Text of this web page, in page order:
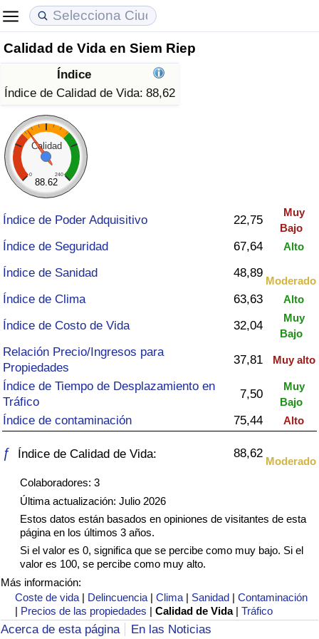
Calidad de Vida en Siem Riep
Índice
Índice de Calidad de Vida: 88,62
Calidad
0 240
88.62
Índice de Poder Adquisitivo 22,75
Muy
Bajo
Índice de Seguridad 67,64 Alto
Índice de Sanidad 48,89
Moderado
Índice de Clima 63,63 Alto
Índice de Costo de Vida 32,04
Muy
Bajo
Relación Precio/Ingresos para
Propiedades
37,81 Muy alto
Índice de Tiempo de Desplazamiento en
Tráfico
7,50
Muy
Bajo
Índice de contaminación 75,44 Alto
ƒ Índice de Calidad de Vida: 88,62
Moderado
Colaboradores: 3
Última actualización: Julio 2026
Estos datos están basados en opiniones de visitantes de esta
página en los últimos 3 años.
Si el valor es 0, significa que se percibe como muy bajo. Si el
valor es 100, se percibe como muy alto.
Más información:
Coste de vida | Delincuencia |Clima | Sanidad |Contaminación
| Precios de las propiedades |Calidad de Vida |Tráfico
Acerca de esta página En las Noticias
Coste de vida
Índice de Costo de Vida (Actual)
Índice de Costo de Vida
Índice de costo de vida por país
en aqaba
Precios de las propiedades
Índice de Precios de Inmuebles (Actual)
Índice de Precios de Inmuebles
Índice de Precios de Inmuebles por País
Calidad de Vida
Índice de Calidad de Vida
Índice de Calidad de Vida (Actual)
Índice de calidad de vida por país
Delincuencia
(Actual)
Índice de criminalidad por país
Sanidad
Índice de Sanidad (Actual)
Índice de Sanidad
Contaminación
Índice de Contaminación (Actual)
Índice de contaminación
Índice de Contaminación por País